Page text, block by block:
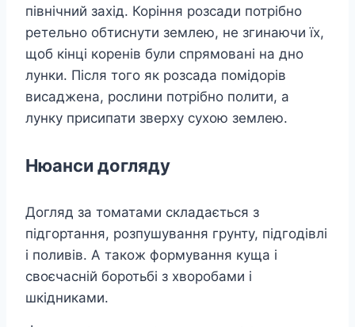
північний захід. Коріння розсади потрібно
ретельно обтиснути землею, не згинаючи їх,
щоб кінці коренів були спрямовані на дно
лунки. Після того як розсада помідорів
висаджена, рослини потрібно полити, а
лунку присипати зверху сухою землею.
Нюанси догляду
Догляд за томатами складається з
підгортання, розпушування грунту, підгодівлі
і поливів. А також формування куща і
своєчасній боротьбі з хворобами і
шкідниками.